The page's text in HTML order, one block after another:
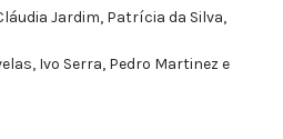
Jardim, Patrícia da Silva,
Ivo Serra, Pedro Martinez e